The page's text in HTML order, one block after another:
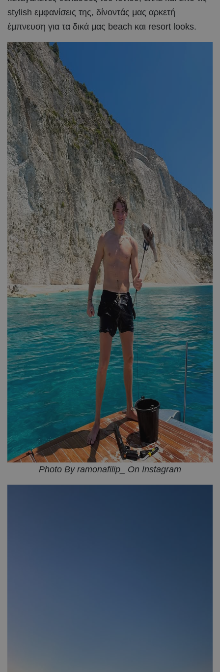
stylish εμφανίσεις της, δίνοντάς μας αρκετή
έμπνευση για τα δικά μας beach και resort looks.
Photo By ramonafilip_ On Instagram